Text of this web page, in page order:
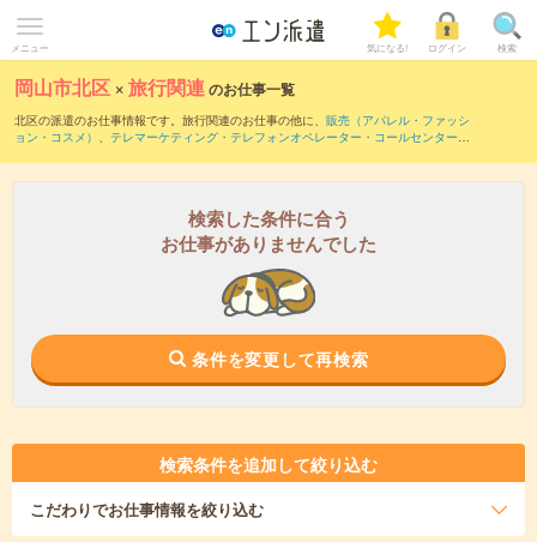
メニュー 気になる! ログイン 検索
岡山市北区 ×旅行関連のお仕事一覧
北区の派遣のお仕事情報です。旅行関連のお仕事の他に、 販売（アパレル・ファッシ
ョン・コスメ） 、 テレマーケティング・テレフォンオペレーター・コールセンター、
行関連のお仕事とは？とは？
検索した条件に合う
お仕事がありませんでした
条件を変更して再検索
検索条件を追加して絞り込む
こだわりでお仕事情報を絞り込む